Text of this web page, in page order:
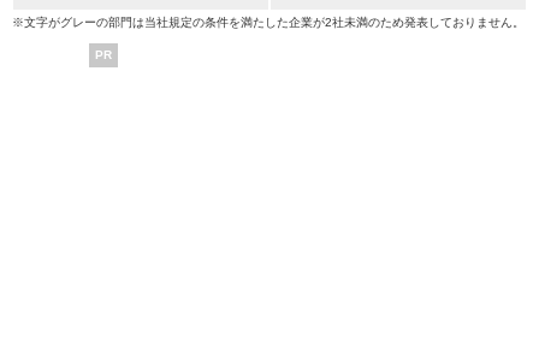
※文字がグレーの部門は当社規定の条件を満たした企業が2社未満のため発表しておりません。
PR